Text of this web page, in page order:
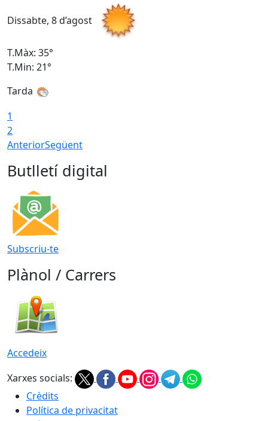
Dissabte, 8 d’agost
T.Màx: 35°
T.Min: 21°
Tarda
1
2
AnteriorSegüent
Butlletí digital
Subscriu-te
Plànol / Carrers
Accedeix
Xarxes socials:
Crèdits
Política de privacitat